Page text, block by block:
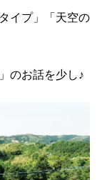
イプ」「天空の
のお話を少し♪